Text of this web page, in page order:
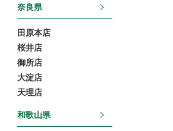
奈良県
田原本店
桜井店
御所店
大淀店
天理店
和歌山県